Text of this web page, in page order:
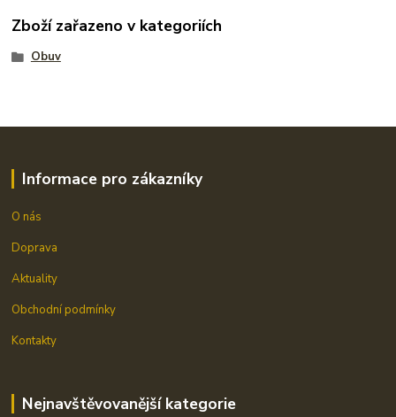
Zboží zařazeno v kategoriích
Obuv
Informace pro zákazníky
O nás
Doprava
Aktuality
Obchodní podmínky
Kontakty
Nejnavštěvovanější kategorie